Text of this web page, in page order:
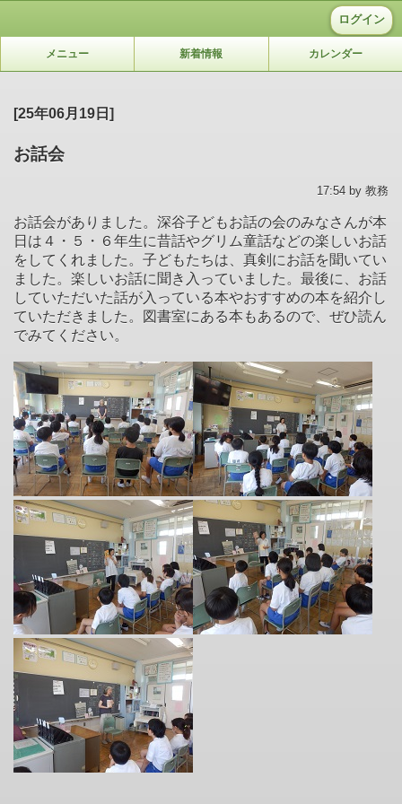
ログイン
メニュー 新着情報 カレンダー
[25年06月19日]
お話会
17:54 by 教務
お話会がありました。深谷子どもお話の会のみなさんが本
日は４・５・６年生に昔話やグリム童話などの楽しいお話
をしてくれました。子どもたちは、真剣にお話を聞いてい
ました。楽しいお話に聞き入っていました。最後に、お話
していただいた話が入っている本やおすすめの本を紹介し
ていただきました。図書室にある本もあるので、ぜひ読ん
でみてください。